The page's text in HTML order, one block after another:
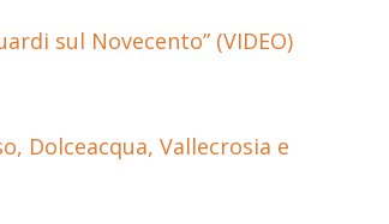
sul Novecento” (VIDEO)
Dolceacqua, Vallecrosia e